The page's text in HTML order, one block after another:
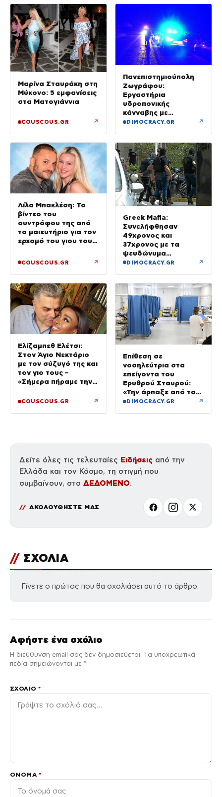
Μαρίνα Σταυράκη στη
Μύκονο: 5 εμφανίσεις
στα Ματογιάννια
COUSCOUS.GR ↗
Πανεπιστημιούπολη
Ζωγράφου:
Εργαστήρια
υδροπονικής
κάνναβης με
προσδοκώμενο
Χειροπέδες σε τρία
άτομα
DIMOCRACY.GR ↗
Λίλα Μπακλέση: Το
βίντεο του
συντρόφου της από
το μαιευτήριο για τον
ερχομό του γιου τους
και θα σε χαζεύω»
COUSCOUS.GR ↗
Greek Mafia:
Συνελήφθησαν
49χρονος και
37χρονος με τα
ψευδώνυμα
«πίτμπουλ» και
DIMOCRACY.GR ↗
Ελίζαμπεθ Ελέτσι:
Στον Άγιο Νεκτάριο
με τον σύζυγό της και
τον γιο τους –
«Σήμερα πήραμε την
COUSCOUS.GR ↗
Επίθεση σε
νοσηλεύτρια στα
επείγοντα του
Ερυθρού Σταυρού:
«Την άρπαξε από τα
μαλλιά, της κατάφερε
DIMOCRACY.GR ↗
Δείτε όλες τις τελευταίες Ειδήσεις από την
Ελλάδα και τον Κόσμο, τη στιγμή που
συμβαίνουν, στο ΔΕΔΟΜΕΝΟ.
ΑΚΟΛΟΥΘΗΣΤΕ ΜΑΣ
// ΣΧΟΛΙΑ
Γίνετε ο πρώτος που θα σχολιάσει αυτό το άρθρο.
Αφήστε ένα σχόλιο
Η διεύθυνση email σας δεν δημοσιεύεται. Τα υποχρεωτικά
πεδία σημειώνονται με *.
ΣΧΌΛΙΟ*
ΌΝΟΜΑ *